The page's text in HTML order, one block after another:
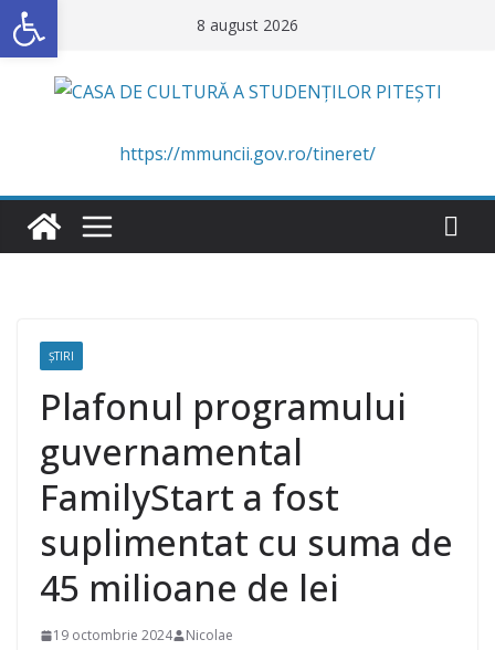
Skip
to
content
8 august 2026
https://mmuncii.gov.ro/tineret/
ŞTIRI
Plafonul programului
guvernamental
FamilyStart a fost
suplimentat cu suma de
45 milioane de lei
19 octombrie 2024 Nicolae